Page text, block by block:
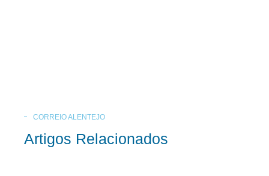
CORREIO ALENTEJO
Artigos Relacionados